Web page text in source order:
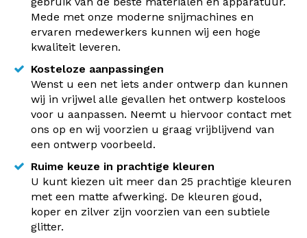
Mede met onze moderne snijmachines en
ervaren medewerkers kunnen wij een hoge
kwaliteit leveren.
Kosteloze aanpassingen
Wenst u een net iets ander ontwerp dan kunnen
wij in vrijwel alle gevallen het ontwerp kosteloos
voor u aanpassen. Neemt u hiervoor contact met
ons op en wij voorzien u graag vrijblijvend van
een ontwerp voorbeeld.
Ruime keuze in prachtige kleuren
U kunt kiezen uit meer dan 25 prachtige kleuren
met een matte afwerking. De kleuren goud,
koper en zilver zijn voorzien van een subtiele
glitter.